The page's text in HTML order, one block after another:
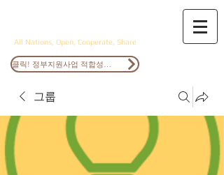
All Nations, Open, Cooperate, Share
그룹